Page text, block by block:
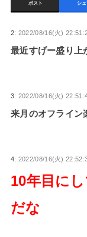
ポスト シェ
2: 2022/08/16(火)
最近すげー盛り上
3: 2022/08/16(火)
来月のオフライン
4: 2022/08/16(火)
10年目に
だな